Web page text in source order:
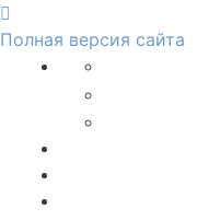
Полная версия сайта